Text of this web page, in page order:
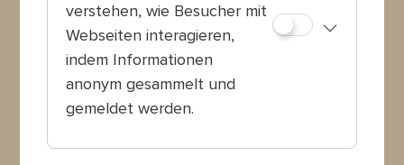
Melden Sie sich jetzt zu
unserem Newsletter an!
Jetzt anmelden
verstehen, wie Besucher mit
Webseiten interagieren,
indem Informationen
anonym gesammelt und
gemeldet werden.